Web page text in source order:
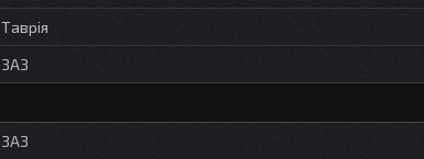
Таврія
ЗАЗ
ЗАЗ